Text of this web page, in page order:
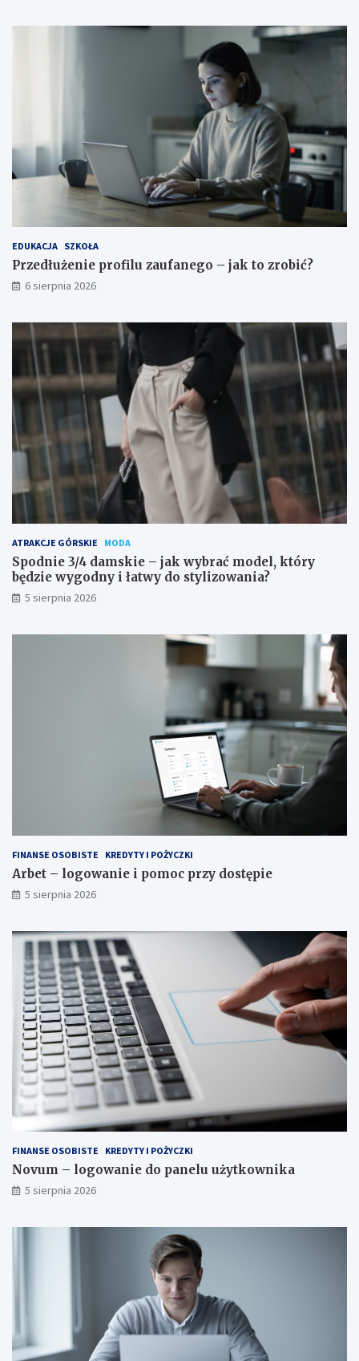
EDUKACJA SZKOŁA
Przedłużenie profilu zaufanego – jak to zrobić?
6 sierpnia 2026
ATRAKCJE GÓRSKIE MODA
Spodnie 3/4 damskie – jak wybrać model, który
będzie wygodny i łatwy do stylizowania?
5 sierpnia 2026
FINANSE OSOBISTE KREDYTY I POŻYCZKI
Arbet – logowanie i pomoc przy dostępie
5 sierpnia 2026
FINANSE OSOBISTE KREDYTY I POŻYCZKI
Novum – logowanie do panelu użytkownika
5 sierpnia 2026